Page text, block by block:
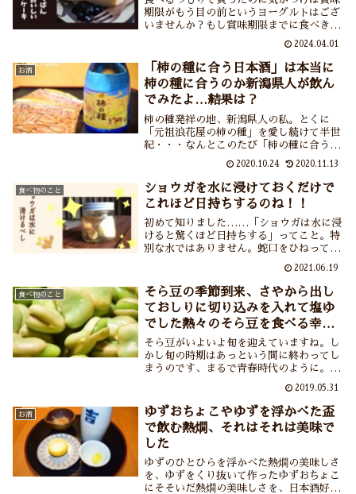
期限がもう目の前というヨーグルトはござ
いませんか？もし賞味期限までに食べきれ
ないヨーグルトがありましたらこのヨーグ
ルトケーキを作ってください。もうね、材
料を混ぜて焼いて冷やすだけなのに驚くほ
どおいしいケーキができあがります。本当
です。
2024.04.01
お酒
「柿の種に合う日本酒」は本当に
柿の種に合うのか新潟県人が飲ん
でみたよ…結果は？
柿の種発祥の地、新潟県人の私。とくに
「元祖浪花屋の柿の種」を愛し続けて半世
紀・・・なんとこのたび「柿の種に合う日
本酒」がおなじく地元の酒蔵から発売され
たと聞いちゃあ飲まないわけにはいかな
い。あふれだす柿の種愛とともに「柿の種
に合う日本酒」を飲んだ感想をつづりま
す。
2020.10.24 2020.11.13
食べ物のこと
ショウガを水に浸けておくだけで
これほど日持ちするのね！！
初めて知りました……「ショウガは水に浸
けると驚くほど日持ちする」ってこと。特
別な水ではありません。蛇口をひねって出
だけ、これだけ。なのに1か月近くも腐ら
ずカビも生えず、もちろん乾燥もせずおい
しいショウガが食べられるなんて。
2021.06.19
食べ物のこと
そら豆の季節到来、さやから出し
ておしりに切り込みを入れて塩ゆ
でした熱々のそら豆を食べる幸せ
よ
そら豆がいよいよ旬を迎えていますね。し
かし旬の時期はあっという間に終わってし
まうのです、まるで青春時代のように。な
ん。食べるまでのさやから出したりおしり
に切り込みを入れたりするのもこの時期な
らではの作業。今日も美味しいそら豆をい
ただきます。
2019.05.31
お酒
ゆずおちょこやゆずを浮かべた盃
で飲む熱燗、それはそれは美味で
した
ゆずのひとひらを浮かべた熱燗の美味しさ
を、ゆずをくり抜いて作ったゆずおちょこ
にそそいだ熱燗の美味しさを、日本酒好